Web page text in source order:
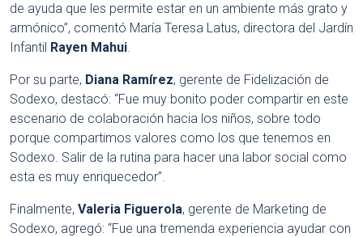
de ayuda que les permite estar en un ambiente más grato y
armónico”, comentó María Teresa Latus, directora del Jardín
Infantil Rayen Mahui.
Por su parte, Diana Ramírez, gerente de Fidelización de
Sodexo, destacó: “Fue muy bonito poder compartir en este
escenario de colaboración hacia los niños, sobre todo
porque compartimos valores como los que tenemos en
Sodexo. Salir de la rutina para hacer una labor social como
esta es muy enriquecedor”.
Finalmente, Valeria Figuerola, gerente de Marketing de
Sodexo, agregó: “Fue una tremenda experiencia ayudar con